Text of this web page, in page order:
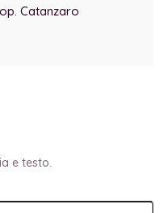
Catanzaro
e testo.